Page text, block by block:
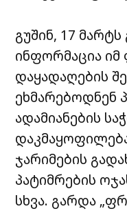
გუშინ, 17
ინფორმაცია
დაყადაღების
ეხმარებოდნენ
ადამიანების
ჯარიმების
პატიმრების
სხვა. გარდა